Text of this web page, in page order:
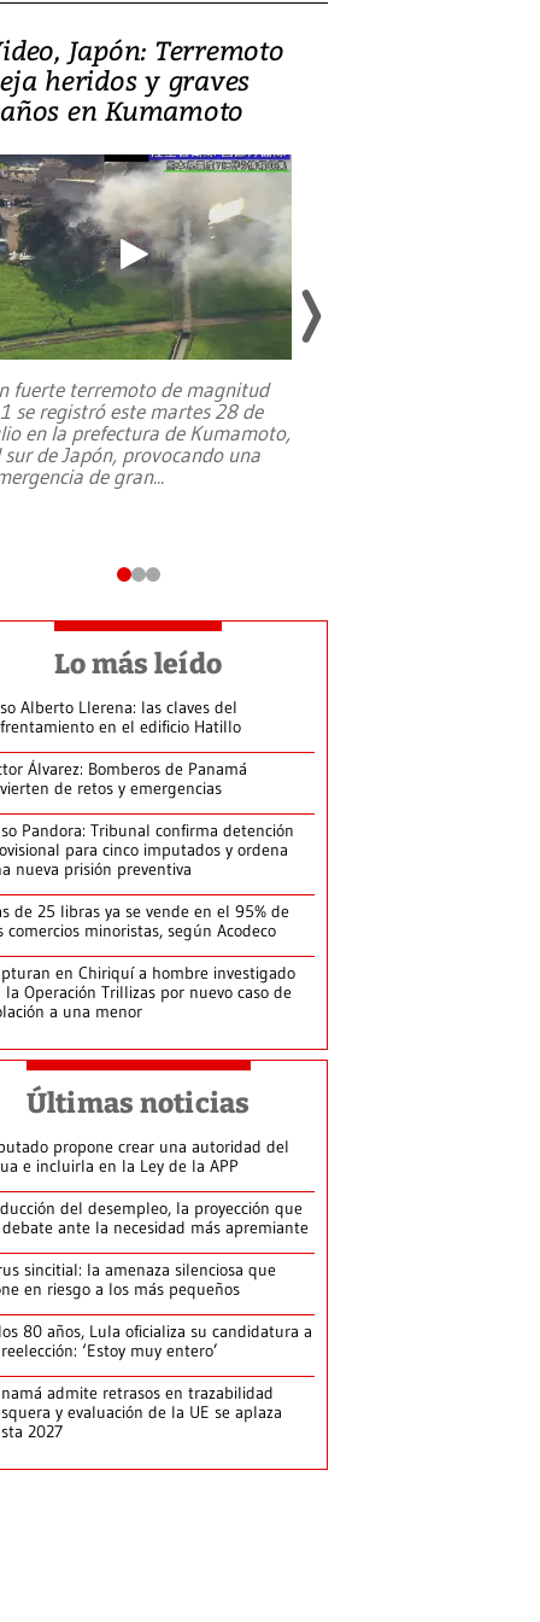
Japón: Terremoto
heridos y graves
en Kumamoto
fuerte terremoto de magnitud
se registró este martes 28 de
en la prefectura de Kumamoto,
sur de Japón, provocando una
de gran...
Lo más leído
Alberto Llerena: las claves del
en el edificio Hatillo
Álvarez: Bomberos de Panamá
de retos y emergencias
Pandora: Tribunal confirma detención
para cinco imputados y ordena
nueva prisión preventiva
de 25 libras ya se vende en el 95% de
comercios minoristas, según Acodeco
en Chiriquí a hombre investigado
la Operación Trillizas por nuevo caso de
a una menor
Últimas noticias
propone crear una autoridad del
e incluirla en la Ley de la APP
del desempleo, la proyección que
debate ante la necesidad más apremiante
sincitial: la amenaza silenciosa que
en riesgo a los más pequeños
80 años, Lula oficializa su candidatura a
‘Estoy muy entero’
admite retrasos en trazabilidad
y evaluación de la UE se aplaza
2027